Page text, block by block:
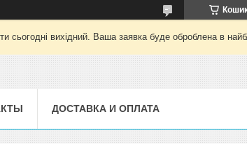
сьогодні вихідний. Ваша заявка буде оброблена в
ДОСТАВКА И ОПЛАТА